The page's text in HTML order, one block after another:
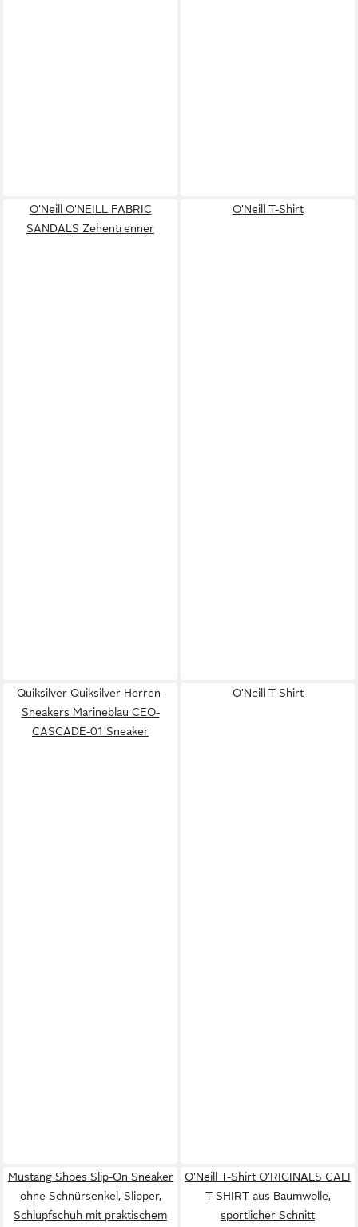
O'Neill O'NEILL FABRIC
SANDALS Zehentrenner
O'Neill T-Shirt
Quiksilver Quiksilver Herren-
Sneakers Marineblau CEO-
CASCADE-01 Sneaker
O'Neill T-Shirt
Mustang Shoes Slip-On Sneaker
ohne Schnürsenkel, Slipper,
Schlupfschuh mit praktischem
O'Neill T-Shirt O'RIGINALS CALI
T-SHIRT aus Baumwolle,
sportlicher Schnitt